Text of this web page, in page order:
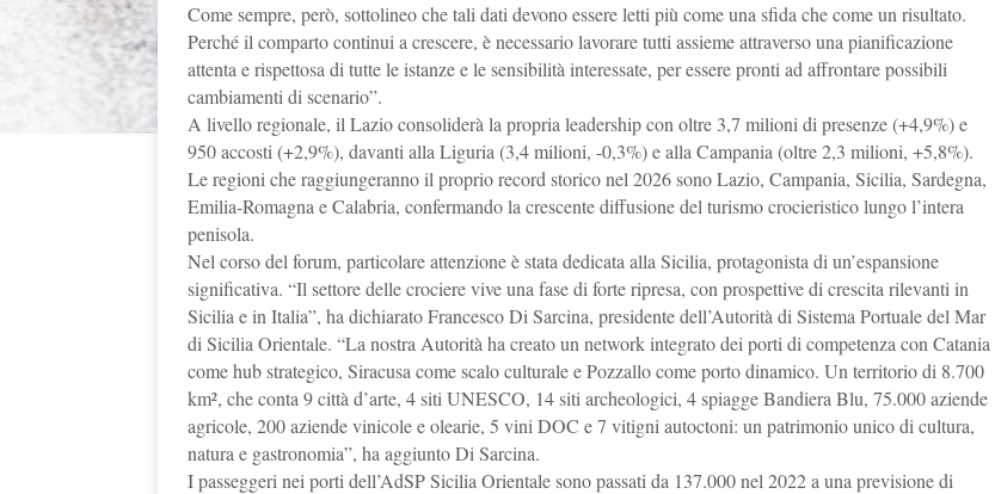
Come sempre, però, sottolineo che tali dati devono essere letti più come una sfida che come un risultato.
Perché il comparto continui a crescere, è necessario lavorare tutti assieme attraverso una pianificazione
attenta e rispettosa di tutte le istanze e le sensibilità interessate, per essere pronti ad affrontare possibili
cambiamenti di scenario”.
A livello regionale, il Lazio consoliderà la propria leadership con oltre 3,7 milioni di presenze (+4,9%) e
950 accosti (+2,9%), davanti alla Liguria (3,4 milioni, -0,3%) e alla Campania (oltre 2,3 milioni, +5,8%).
Le regioni che raggiungeranno il proprio record storico nel 2026 sono Lazio, Campania, Sicilia, Sardegna,
Emilia-Romagna e Calabria, confermando la crescente diffusione del turismo crocieristico lungo l’intera
penisola.
Nel corso del forum, particolare attenzione è stata dedicata alla Sicilia, protagonista di un’espansione
significativa. “Il settore delle crociere vive una fase di forte ripresa, con prospettive di crescita rilevanti in
Sicilia e in Italia”, ha dichiarato Francesco Di Sarcina, presidente dell’Autorità di Sistema Portuale del Mar
di Sicilia Orientale. “La nostra Autorità ha creato un network integrato dei porti di competenza con Catania
come hub strategico, Siracusa come scalo culturale e Pozzallo come porto dinamico. Un territorio di 8.700
km², che conta 9 città d’arte, 4 siti UNESCO, 14 siti archeologici, 4 spiagge Bandiera Blu, 75.000 aziende
agricole, 200 aziende vinicole e olearie, 5 vini DOC e 7 vitigni autoctoni: un patrimonio unico di cultura,
natura e gastronomia”, ha aggiunto Di Sarcina.
I passeggeri nei porti dell’AdSP Sicilia Orientale sono passati da 137.000 nel 2022 a una previsione di